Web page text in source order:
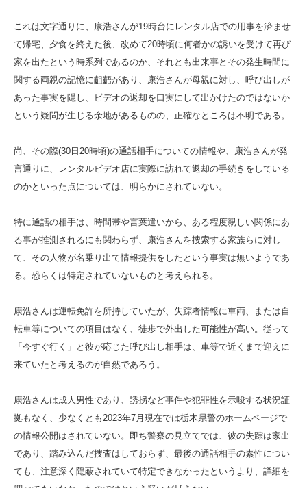
これは文字通りに、康浩さんが19時台にレンタル店での用事を済ませ
て帰宅、夕食を終えた後、改めて20時頃に何者かの誘いを受けて再び
家を出たという時系列であるのか、それとも出来事とその発生時間に
関する両親の記憶に齟齬があり、康浩さんが母親に対し、呼び出しが
あった事実を隠し、ビデオの返却を口実にして出かけたのではないか
という疑問が生じる余地があるものの、正確なところは不明である。
尚、その際(30日20時頃)の通話相手についての情報や、康浩さんが発
言通りに、レンタルビデオ店に実際に訪れて返却の手続きをしている
のかといった点については、明らかにされていない。
特に通話の相手は、時間帯や言葉遣いから、ある程度親しい関係にあ
る事が推測されるにも関わらず、康浩さんを捜索する家族らに対し
て、その人物が名乗り出て情報提供をしたという事実は無いようであ
る。恐らくは特定されていないものと考えられる。
康浩さんは運転免許を所持していたが、失踪者情報に車両、または自
転車等についての項目はなく、徒歩で外出した可能性が高い。従って
「今すぐ行く」と彼が応じた呼び出し相手は、車等で近くまで迎えに
来ていたと考えるのが自然であろう。
康浩さんは成人男性であり、誘拐など事件や犯罪性を示唆する状況証
拠もなく、少なくとも2023年7月現在では栃木県警のホームページで
の情報公開はされていない。即ち警察の見立てでは、彼の失踪は家出
であり、踏み込んだ捜査はしておらず、最後の通話相手の素性につい
ても、注意深く隠蔽されていて特定できなかったというより、詳細を